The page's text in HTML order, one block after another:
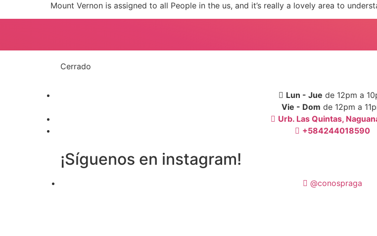
Mount Vernon is assigned to all People in the us, and it’s really a lovely area to
Cerrado
Lun - Jue de 12pm a
Vie - Dom de 12pm a
Urb. Las Quintas,
+584244018590
¡Síguenos en instagram!
@conospraga